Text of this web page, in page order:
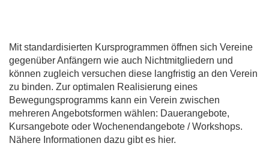
Mit standardisierten Kursprogrammen öffnen sich Vereine
gegenüber Anfängern wie auch Nichtmitgliedern und
können zugleich versuchen diese langfristig an den Verein
zu binden. Zur optimalen Realisierung eines
Bewegungsprogramms kann ein Verein zwischen
mehreren Angebotsformen wählen: Dauerangebote,
Kursangebote oder Wochenendangebote / Workshops.
Nähere Informationen dazu gibt es hier.